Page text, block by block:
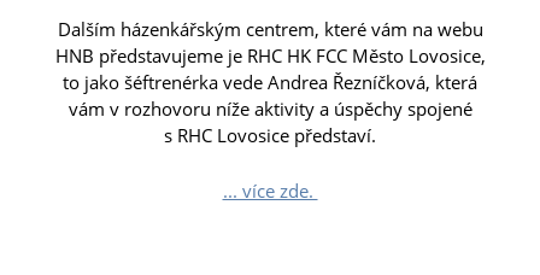
Dalším házenkářským centrem, které vám na webu
HNB představujeme je RHC HK FCC Město Lovosice,
to jako šéftrenérka vede Andrea Řezníčková, která
vám v rozhovoru níže aktivity a úspěchy spojené
s RHC Lovosice představí.
... více zde.